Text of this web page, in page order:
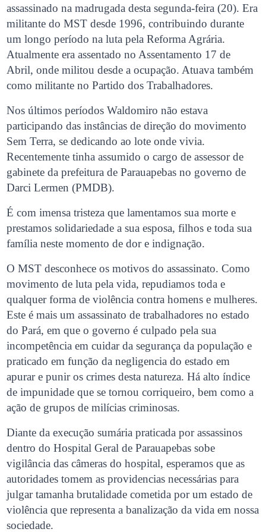
assassinado na madrugada desta segunda-feira (20). Era
militante do MST desde 1996, contribuindo durante
um longo período na luta pela Reforma Agrária.
Atualmente era assentado no Assentamento 17 de
Abril, onde militou desde a ocupação. Atuava também
como militante no Partido dos Trabalhadores.
Nos últimos períodos Waldomiro não estava
participando das instâncias de direção do movimento
Sem Terra, se dedicando ao lote onde vivia.
Recentemente tinha assumido o cargo de assessor de
gabinete da prefeitura de Parauapebas no governo de
Darci Lermen (PMDB).
É com imensa tristeza que lamentamos sua morte e
prestamos solidariedade a sua esposa, filhos e toda sua
família neste momento de dor e indignação.
O MST desconhece os motivos do assassinato. Como
movimento de luta pela vida, repudiamos toda e
qualquer forma de violência contra homens e mulheres.
Este é mais um assassinato de trabalhadores no estado
do Pará, em que o governo é culpado pela sua
incompetência em cuidar da segurança da população e
praticado em função da negligencia do estado em
apurar e punir os crimes desta natureza. Há alto índice
de impunidade que se tornou corriqueiro, bem como a
ação de grupos de milícias criminosas.
Diante da execução sumária praticada por assassinos
dentro do Hospital Geral de Parauapebas sobe
vigilância das câmeras do hospital, esperamos que as
autoridades tomem as providencias necessárias para
julgar tamanha brutalidade cometida por um estado de
violência que representa a banalização da vida em nossa
sociedade.